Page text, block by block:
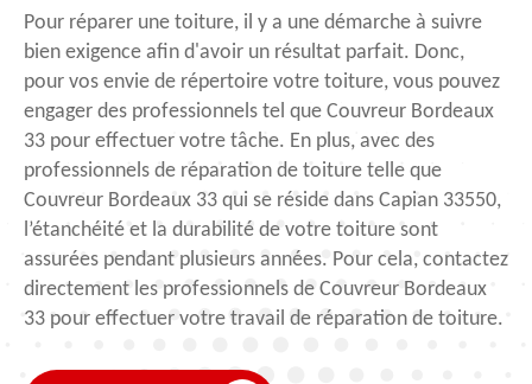
Pour réparer une toiture, il y a une démarche à suivre
bien exigence afin d'avoir un résultat parfait. Donc,
pour vos envie de répertoire votre toiture, vous pouvez
engager des professionnels tel que Couvreur Bordeaux
33 pour effectuer votre tâche. En plus, avec des
professionnels de réparation de toiture telle que
Couvreur Bordeaux 33 qui se réside dans Capian 33550,
l’étanchéité et la durabilité de votre toiture sont
assurées pendant plusieurs années. Pour cela, contactez
directement les professionnels de Couvreur Bordeaux
33 pour effectuer votre travail de réparation de toiture.